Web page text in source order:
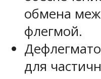
обмена
флегмой.
для